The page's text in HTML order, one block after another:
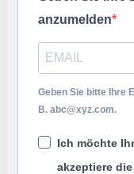
anzumelden
Geben Sie bitte Ihre
B. abc@xyz.com.
Ich möchte
akzeptiere